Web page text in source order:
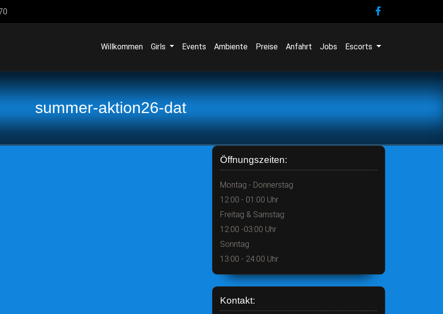
Willkommen Girls Events Ambiente Preise Anfahrt Jobs Escorts
summer-aktion26-dat
Öffnungszeiten:
Montag - Donnerstag
12:00 - 01:00 Uhr
Freitag & Samstag
12:00 -03:00 Uhr
Sonntag
13:00 - 24:00 Uhr
Kontakt: